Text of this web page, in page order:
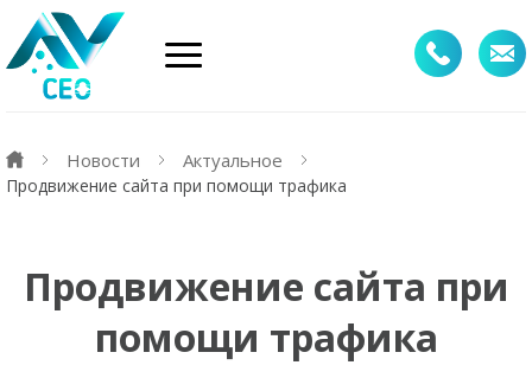
Новости Актуальное
Продвижение сайта при помощи трафика
Продвижение сайта при
помощи трафика